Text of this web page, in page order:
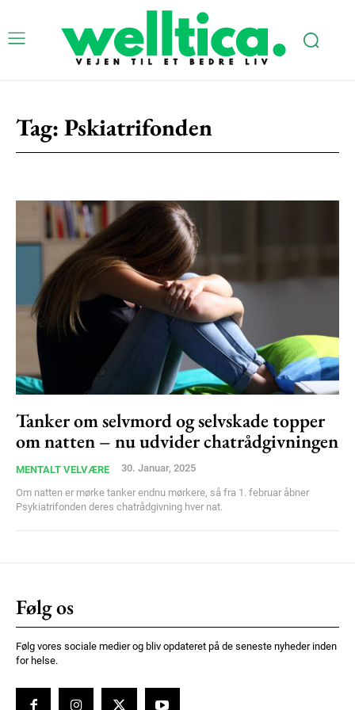
Subscription Plans
Free limited access
Gratis / forever
Etiam est nibh, lobortis sit
Praesent euismod ac
Ut mollis pellentesque tortor
Nullam eu erat condimentum
Donec quis est ac felis
Orci varius natoque dolor
100DKK
Etiam est nibh, lobortis sit
Tag: Pskiatrifonden
Tanker om selvmord og selvskade topper
om natten – nu udvider chatrådgivningen
MENTALT VELVÆRE 30. Januar, 2025
Om natten er mørke tanker endnu mørkere, så fra 1. februar åbner
Psykiatrifonden deres chatrådgivning hver nat.
Følg os
Følg vores sociale medier og bliv opdateret på de seneste nyheder inden
for helse.